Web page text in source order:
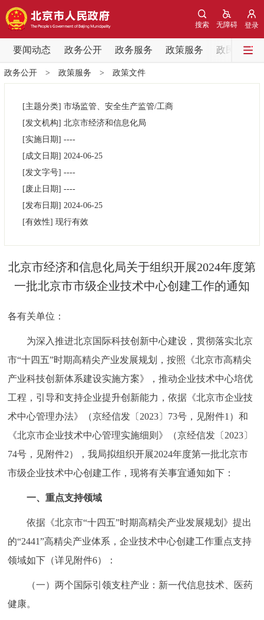
登录
无障碍
搜索
要闻动态 政务公开 政务服务 政策服务 政民互动
要闻动态
党中央精神 国务院信息
北京要闻 会议信息
政务公开
市领导
政策兑现 政策解读 回应关切
决策公开 专题公开
个人服务 法人服务 部门服务
便民服务 利企服务 投资项目
政民互动
12345网上接诉即办 我要咨询 我要建议
参与调查
北京概况 十六区概览
政务公开> 政策服务 > 政策文件
[主题分类] 市场监管、安全生产监管/工商
[发文机构] 北京市经济和信息化局
[实施日期] ----
[成文日期] 2024-06-25
[发文字号] ----
[废止日期] ----
[发布日期] 2024-06-25
[有效性] 现行有效
北京市经济和信息化局关于组织开展2024年度第
一批北京市市级企业技术中心创建工作的通知
各有关单位：
为深入推进北京国际科技创新中心建设，贯彻落实北京
市“十四五”时期高精尖产业发展规划，按照《北京市高精尖
产业科技创新体系建设实施方案》，推动企业技术中心培优
工程，引导和支持企业提升创新能力，依据《北京市企业技
术中心管理办法》（京经信发〔2023〕73号，见附件1）和
《北京市企业技术中心管理实施细则》（京经信发〔2023〕
74号，见附件2），我局拟组织开展2024年度第一批北京市
市级企业技术中心创建工作，现将有关事宜通知如下：
一、重点支持领域
依据《北京市“十四五”时期高精尖产业发展规划》提出
的“2441”高精尖产业体系，企业技术中心创建工作重点支持
领域如下（详见附件6）：
（一）两个国际引领支柱产业：新一代信息技术、医药
健康。